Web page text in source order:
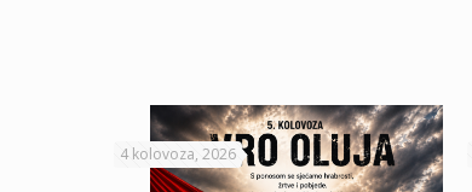
4 kolovoza, 2026